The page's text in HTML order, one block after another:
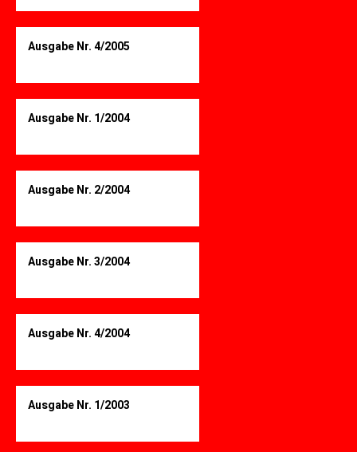
Ausgabe Nr. 4/2005
Ausgabe Nr. 1/2004
Ausgabe Nr. 2/2004
Ausgabe Nr. 3/2004
Ausgabe Nr. 4/2004
Ausgabe Nr. 1/2003